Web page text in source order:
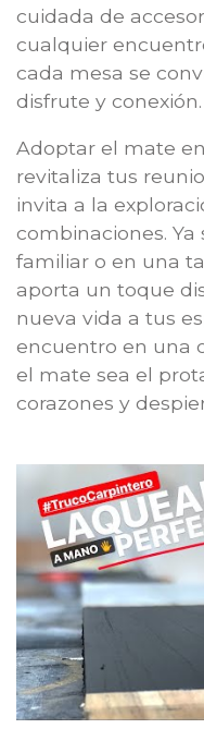
cuidada de
cualquier
cada mesa se
disfrute y conexión.
Adoptar el mate
revitaliza tus
invita a la
combinaciones.
familiar o en una
aporta un toque
nueva vida a tus
encuentro en una
el mate sea el
corazones y